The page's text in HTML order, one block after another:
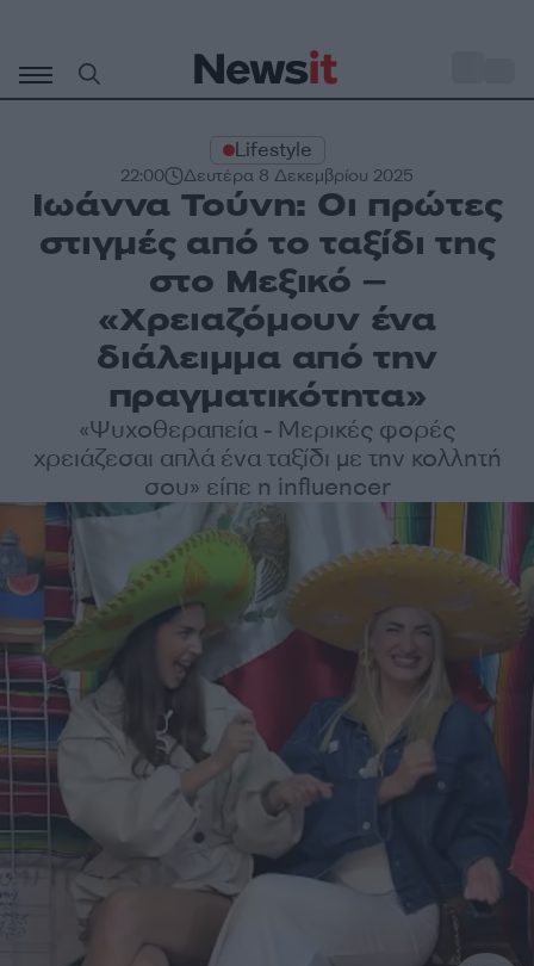
περιεχόμενο
Lifestyle
22:00 Δευτέρα 8 Δεκεμβρίου 2025
Ιωάννα Τούνη: Οι πρώτες
στιγμές από το ταξίδι της
στο Μεξικό –
«Χρειαζόμουν ένα
διάλειμμα από την
πραγματικότητα»
«Ψυχοθεραπεία - Μερικές φορές
χρειάζεσαι απλά ένα ταξίδι με την κολλητή
σου» είπε η influencer